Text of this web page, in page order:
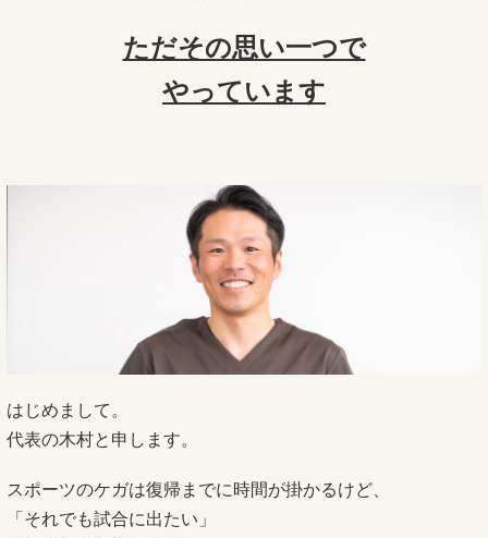
ただその思い一つで
やっています
はじめまして。
代表の木村と申します。
スポーツのケガは復帰までに時間が掛かるけど、
「それでも試合に出たい」